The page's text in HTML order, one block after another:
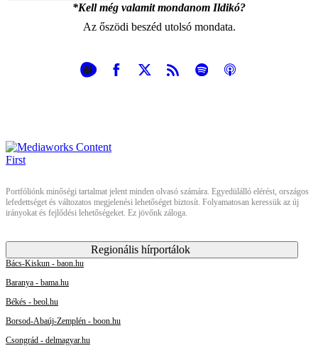
*Kell még valamit mondanom Ildikó?
Az őszödi beszéd utolsó mondata.
Portfóliónk minőségi tartalmat jelent minden olvasó számára. Egyedülálló elérést, országos
lefedettséget és változatos megjelenési lehetőséget biztosít. Folyamatosan keressük az új
irányokat és fejlődési lehetőségeket. Ez jövőnk záloga.
Regionális hírportálok
Bács-Kiskun - baon.hu
Baranya - bama.hu
Békés - beol.hu
Borsod-Abaúj-Zemplén - boon.hu
Csongrád - delmagyar.hu